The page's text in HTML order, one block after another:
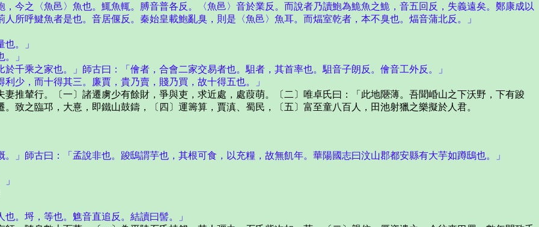
之〈魚邑〉魚也。鮿魚輒。膊音普各反。〈魚邑〉音於業反。而說者乃讀鮑為鮠魚之鮠，音五回反，失義遠矣。鄭康成以
所呼鰎魚者是也。音居偃反。秦始皇載鮑亂臭，則是〈魚邑〉魚耳。而煏室乾者，本不臭也。煏音蒲北反。」
。」
」
乘之家也。」師古曰：「儈者，合會二家交易者也。駔者，其首率也。駔音子朗反。儈音工外反。」
，而十得其三。廉賈，貴乃賣，賤乃買，故十得五也。」
輦行。〔一〕諸遷虜少有餘財，爭與吏，求近處，處葭萌。〔二〕唯卓氏曰：「此地陿薄。吾聞崏山之下沃野，下有踆
致之臨邛，大憙，即鐵山鼓鑄，〔四〕運籌算，賈滇、蜀民，〔五〕富至童八百人，田池射獵之樂擬於人君。
師古曰：「孟說非也。踆鴟謂芋也，其根可食，以充糧，故無飢年。華陽國志曰汶山郡都安縣有大芋如蹲鴟也。」
。埒，等也。魋音直追反。結讀曰髻。」